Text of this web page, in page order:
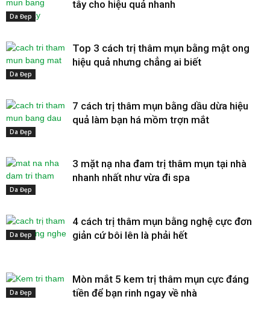
Da Đẹp
tây cho hiệu quả nhanh
Da Đẹp
Top 3 cách trị thâm mụn bằng mật ong
hiệu quả nhưng chẳng ai biết
Da Đẹp
7 cách trị thâm mụn bằng dầu dừa hiệu
quả làm bạn há mồm trợn mắt
Da Đẹp
3 mặt nạ nha đam trị thâm mụn tại nhà
nhanh nhất như vừa đi spa
Da Đẹp
4 cách trị thâm mụn bằng nghệ cực đơn
giản cứ bôi lên là phải hết
Da Đẹp
Mòn mắt 5 kem trị thâm mụn cực đáng
tiền để bạn rinh ngay về nhà